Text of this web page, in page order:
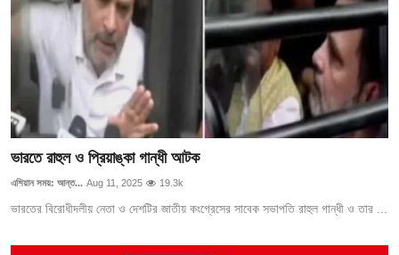
ভারতে রাহুল ও প্রিয়াঙ্কা গান্ধী আটক
এশিয়ান সময়: আন্ত... Aug 11, 2025 19.3k
ভারতের বিরোধীদলীয় নেতা ও দেশটির জাতীয় কংগ্রেসের সাবেক সভাপতি রাহুল গান্ধী ও তার ...